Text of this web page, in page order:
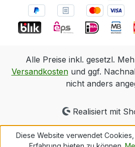
Alle Preise inkl. gesetzl.
Versandkostenund ggf.
nicht anders
Realisiert mit
Diese Website verwendet